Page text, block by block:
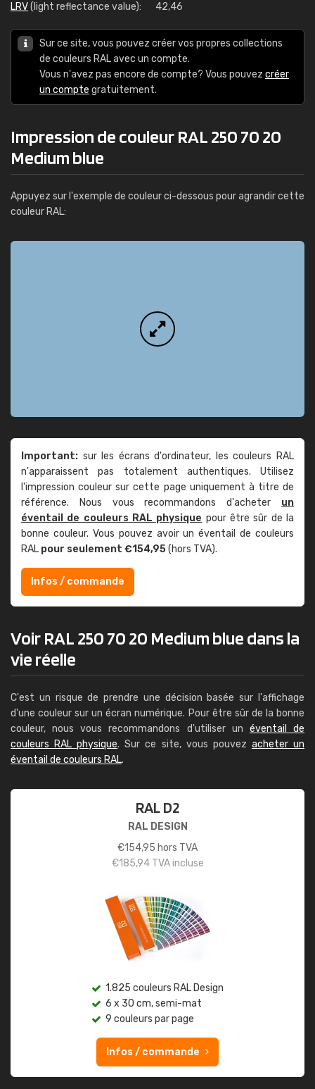
LRV(light reflectance value): 42,46
Sur ce site, vous pouvez créer vos propres collections
de couleurs RAL avec un compte.
Vous n'avez pas encore de compte? Vous pouvez créer
un compte gratuitement.
Impression de couleur RAL 250 70 20
Medium blue
Appuyez sur l'exemple de couleur ci-dessous pour agrandir cette
couleur RAL:
Important: sur les écrans d'ordinateur, les couleurs RAL
n'apparaissent pas totalement authentiques. Utilisez
l'impression couleur sur cette page uniquement à titre de
référence. Nous vous recommandons d'acheter un
éventail de couleurs RAL physique pour être sûr de la
bonne couleur. Vous pouvez avoir un éventail de couleurs
RAL pour seulement €154,95(hors TVA).
Infos / commande
Voir RAL 250 70 20 Medium blue dans la
vie réelle
C'est un risque de prendre une décision basée sur l'affichage
d'une couleur sur un écran numérique. Pour être sûr de la bonne
couleur, nous vous recommandons d'utiliser un éventail de
couleurs RAL physique. Sur ce site, vous pouvez acheter un
éventail de couleurs RAL.
RAL D2
RAL DESIGN
€154,95 hors TVA
€185,94TVA incluse
1.825 couleurs RAL Design
6 x 30 cm, semi-mat
9 couleurs par page
Infos / commande